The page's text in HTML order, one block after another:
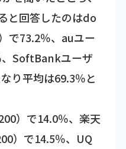
と回答したのはdo
で73.2％、auユー
SoftBankユーザ
り平均は69.3％と
）で14.0％、楽天
）で14.5％、UQ